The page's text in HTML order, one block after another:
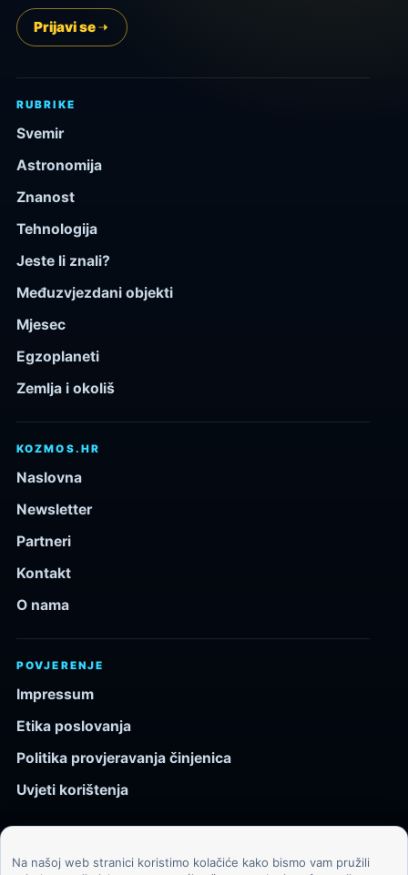
Prijavi se
RUBRIKE
Svemir
Astronomija
Znanost
Tehnologija
Jeste li znali?
Međuzvjezdani objekti
Mjesec
Egzoplaneti
Zemlja i okoliš
KOZMOS.HR
Naslovna
Newsletter
Partneri
Kontakt
O nama
POVJERENJE
Impressum
Etika poslovanja
Politika provjeravanja činjenica
Uvjeti korištenja
Na našoj web stranici koristimo kolačiće kako bismo vam pružili